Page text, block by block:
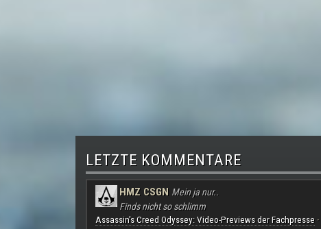
LETZTE KOMMENTARE
HMZ CSGN Mein ja nur..
Finds nicht so schlimm
Assassin's Creed Odyssey: Video-Previews der Fachpresse·